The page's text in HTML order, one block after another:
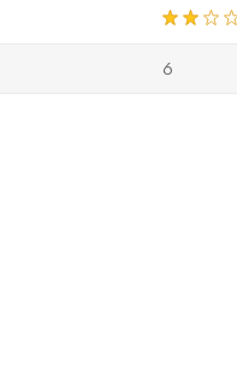
6